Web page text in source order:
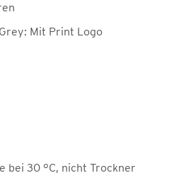
Mit Print Logo
bei 30 °C, nicht Trockner